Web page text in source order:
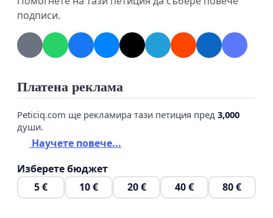
Нашите искания:
1 Незабавно намиране на компромисно
решение между арендатора "Аква Соул" ЕООД на
"Траяна“, което да позволи на клуба да продължи
тренировъчната си дейност необезпокоявано.
2 Намеса на Община Казанлък като медиатор и
подписи.
Платена реклама
Peticiq.com ще рекламира тази петиция пред 3,000
души.
Научете повече...
Изберете бюджет
5 €
10 € 20 € 40 € 80 €